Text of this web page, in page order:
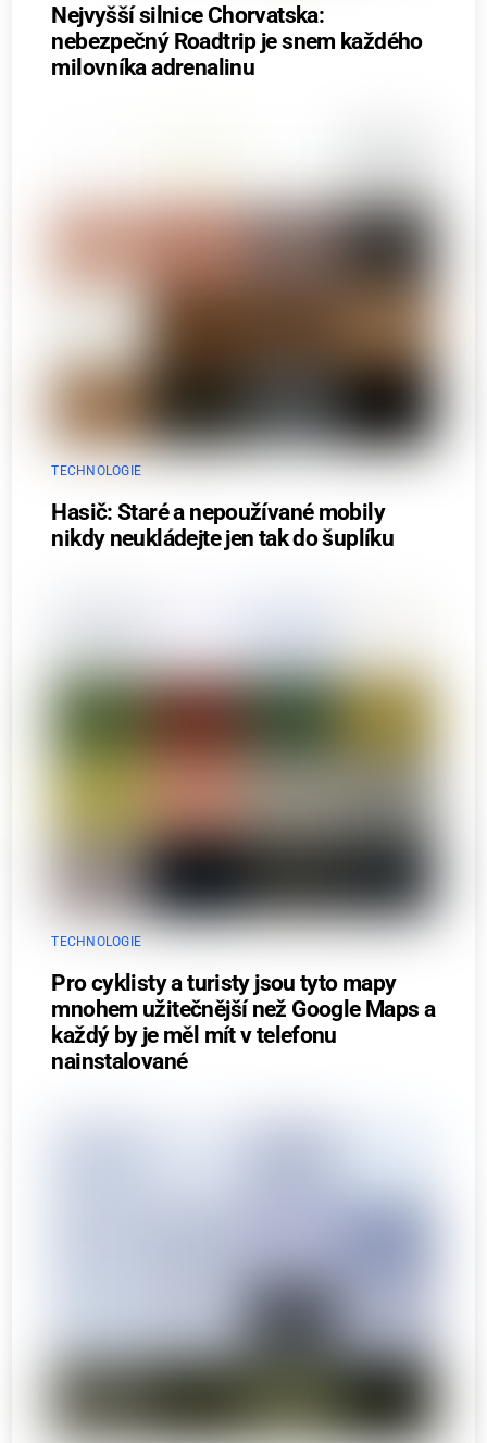
Nejvyšší silnice Chorvatska:
nebezpečný Roadtrip je snem každého
milovníka adrenalinu
TECHNOLOGIE
Hasič: Staré a nepoužívané mobily
nikdy neukládejte jen tak do šuplíku
TECHNOLOGIE
Pro cyklisty a turisty jsou tyto mapy
mnohem užitečnější než Google Maps a
každý by je měl mít v telefonu
nainstalované